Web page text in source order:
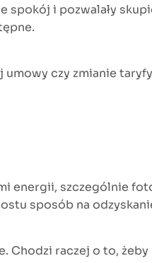
spokój i pozwalały
czy zmianie
energii, szczególnie
sposób na
raczej o to,